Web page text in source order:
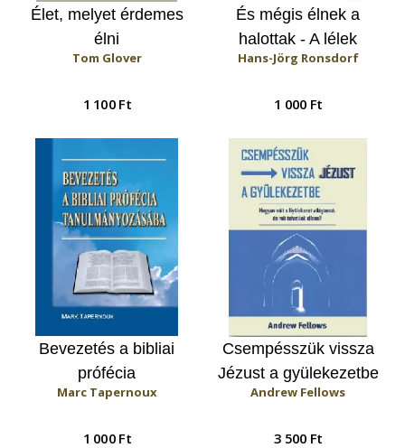
Élet, melyet érdemes
élni
Tom Glover
1 100 Ft
És mégis élnek a
halottak - A lélek
halhatatlansága
Hans-Jörg Ronsdorf
1 000 Ft
Bevezetés a bibliai
prófécia
tanulmányozásába
Marc Tapernoux
1 000 Ft
Csempésszük vissza
Jézust a gyülekezetbe
Andrew Fellows
3 500 Ft